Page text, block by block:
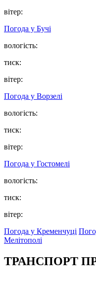
вітер:
Погода у Бучі
вологість:
тиск:
вітер:
Погода у Ворзелі
вологість:
тиск:
вітер:
Погода у Гостомелі
вологість:
тиск:
вітер:
Погода у Кременчуці
Мелітополі
ТРАНСПОРТ